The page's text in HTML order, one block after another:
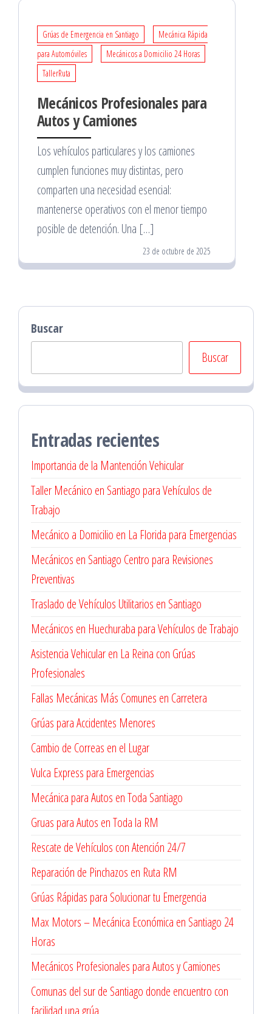
Grúas de Emergencia en Santiago
Mecánica Rápida
para Automóviles
Mecánicos a Domicilio 24 Horas
TallerRuta
Mecánicos Profesionales para
Autos y Camiones
Los vehículos particulares y los camiones
cumplen funciones muy distintas, pero
comparten una necesidad esencial:
mantenerse operativos con el menor tiempo
posible de detención. Una […]
23 de octubre de 2025
Buscar
Buscar
Entradas recientes
Importancia de la Mantención Vehicular
Taller Mecánico en Santiago para Vehículos de
Trabajo
Mecánico a Domicilio en La Florida para Emergencias
Mecánicos en Santiago Centro para Revisiones
Preventivas
Traslado de Vehículos Utilitarios en Santiago
Mecánicos en Huechuraba para Vehículos de Trabajo
Asistencia Vehicular en La Reina con Grúas
Profesionales
Fallas Mecánicas Más Comunes en Carretera
Grúas para Accidentes Menores
Cambio de Correas en el Lugar
Vulca Express para Emergencias
Mecánica para Autos en Toda Santiago
Gruas para Autos en Toda la RM
Rescate de Vehículos con Atención 24/7
Reparación de Pinchazos en Ruta RM
Grúas Rápidas para Solucionar tu Emergencia
Max Motors – Mecánica Económica en Santiago 24
Horas
Mecánicos Profesionales para Autos y Camiones
Comunas del sur de Santiago donde encuentro con
facilidad una grúa